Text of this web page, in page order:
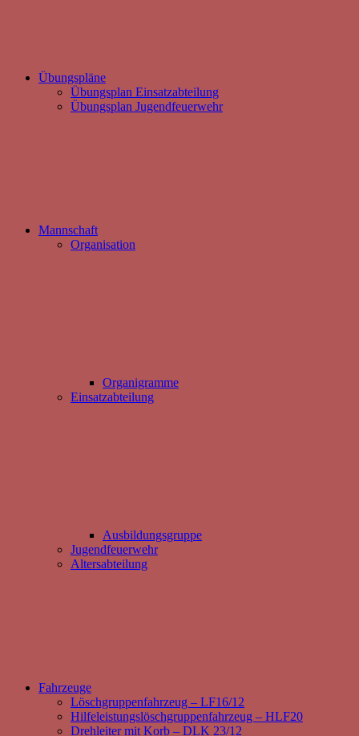
Übungspläne
Übungsplan Einsatzabteilung
Übungsplan Jugendfeuerwehr
Mannschaft
Organisation
Organigramme
Einsatzabteilung
Ausbildungsgruppe
Jugendfeuerwehr
Altersabteilung
Fahrzeuge
Löschgruppenfahrzeug – LF16/12
Hilfeleistungslöschgruppenfahrzeug – HLF20
Drehleiter mit Korb – DLK 23/12